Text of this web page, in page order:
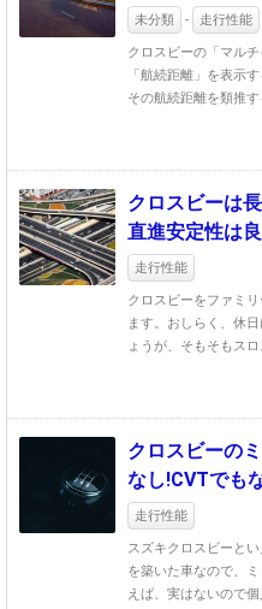
未分類 - 走行性能
クロスビーの「マル
「航続距離」を表示
その航続距離を類推
クロスビーは
直進安定性は
走行性能
クロスビーをファミ
ます。おしらく、休
ょうが、そもそもス
クロスビーの
なし!CVTでも
走行性能
スズキクロスビーと
を築いた車なので、
えば、実はないので